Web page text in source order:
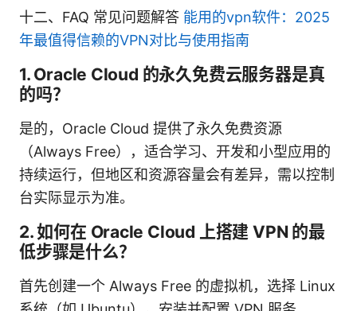
十二、FAQ 常见问题解答 能用的vpn软件：2025
年最值得信赖的VPN对比与使用指南
1. Oracle Cloud 的永久免费云服务器是真
的吗？
是的，Oracle Cloud 提供了永久免费资源
（Always Free），适合学习、开发和小型应用的
持续运行，但地区和资源容量会有差异，需以控制
台实际显示为准。
2. 如何在 Oracle Cloud 上搭建 VPN 的最
低步骤是什么？
首先创建一个 Always Free 的虚拟机，选择 Linux